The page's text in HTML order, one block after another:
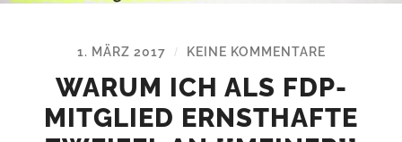
1. MÄRZ 2017 / KEINE KOMMENTARE
WARUM ICH ALS FDP-
MITGLIED ERNSTHAFTE